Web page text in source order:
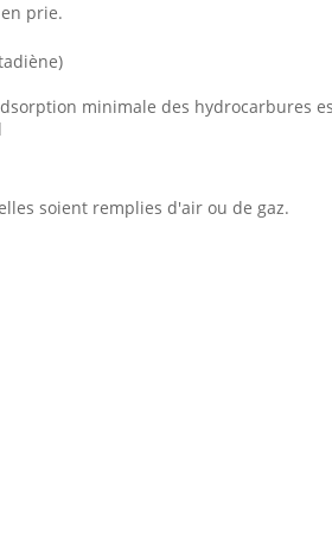
en prie.
minimale des hydrocarbures
soient remplies d'air ou de gaz.